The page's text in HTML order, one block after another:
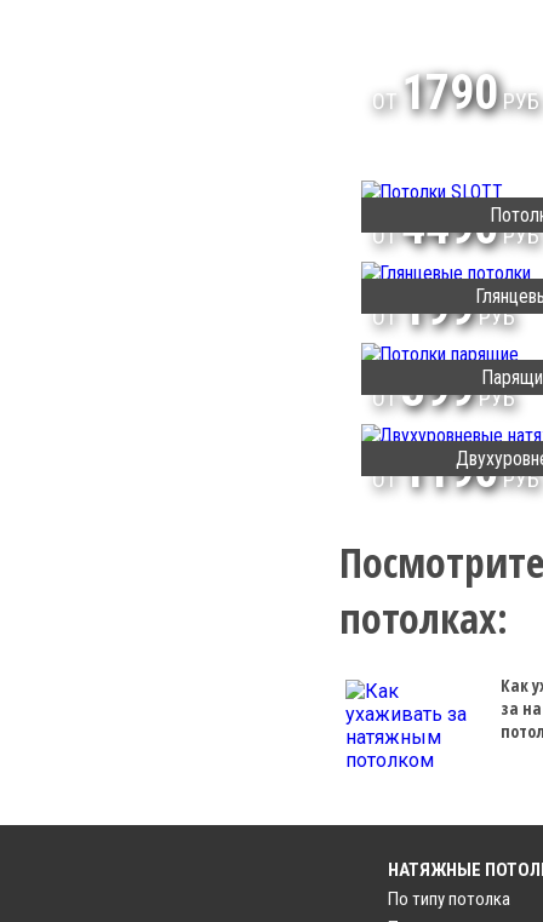
ОТ 1790РУБ
ОТ4490РУБ
ОТ199РУБ
ОТ399РУБ
ОТ1190РУБ
потолках:
Как
за
НАТЯЖНЫЕ
По типу потолка